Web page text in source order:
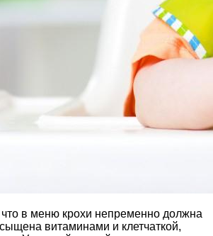
в меню крохи непременно должна
витаминами и клетчаткой,